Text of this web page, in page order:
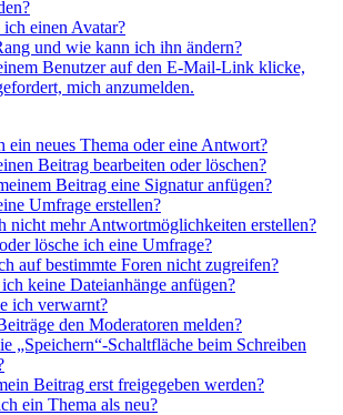
einen Avatar?
und wie kann ich ihn ändern?
Benutzer auf den E-Mail-Link klicke,
mich anzumelden.
ein neues Thema oder eine Antwort?
Beitrag bearbeiten oder löschen?
Beitrag eine Signatur anfügen?
Umfrage erstellen?
nicht mehr Antwortmöglichkeiten erstellen?
lösche ich eine Umfrage?
auf bestimmte Foren nicht zugreifen?
keine Dateianhänge anfügen?
ich verwarnt?
den Moderatoren melden?
„Speichern“-Schaltfläche beim Schreiben
Beitrag erst freigegeben werden?
ein Thema als neu?